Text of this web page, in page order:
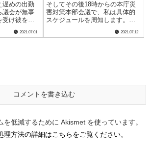
遅めの出勤
議会が無事
受け彼をね
かった先
（すなは
のは則配
2021.07.01
そしてその後18時からの本庁災
害対策本部会議で、私は具体的
スケジュールを周知します。そ
のメンバーには断水区域に住む
中松議会事務局長もいます。私
2021.07.12
コメントを書き込む
を低減するために Akismet を使っています。
理方法の詳細はこちらをご覧ください。